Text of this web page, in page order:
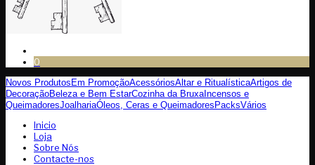
0
Novos ProdutosEm PromoçãoAcessóriosAltar e RitualísticaArtigos de
DecoraçãoBeleza e Bem EstarCozinha da BruxaIncensos e
QueimadoresJoalhariaÓleos, Ceras e QueimadoresPacksVários
Inicio
Loja
Sobre Nós
Contacte-nos